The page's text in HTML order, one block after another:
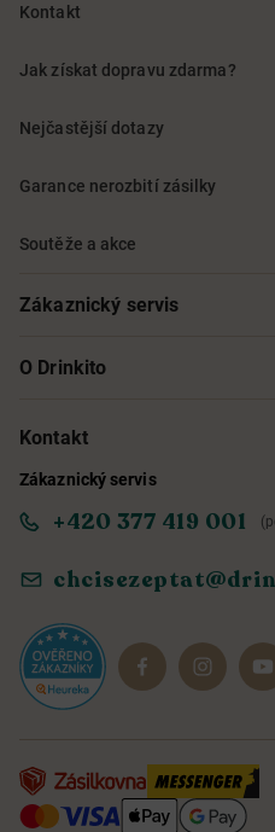
Kontakt
Jak získat dopravu zdarma?
Nejčastější dotazy
Garance nerozbití zásilky
Soutěže a akce
Zákaznický servis
Sledování objednávky
Obchodní podmínky
Ochrana osobních údajů
Reklamace a vrácení
O Drinkito
O nás
Informace o přístupnosti služby
Dárkové sady
Kontakt
Zákaznický servis
+420 377 419 001